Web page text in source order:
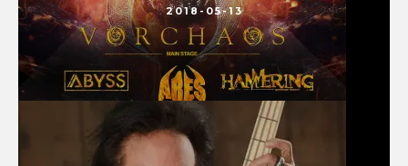
2018-05-13